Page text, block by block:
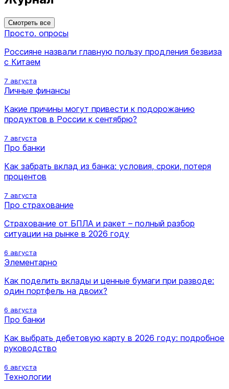
Смотреть все
Просто. опросы
Россияне назвали главную пользу продления безвиза
с Китаем
7 августа
Личные финансы
Какие причины могут привести к подорожанию
продуктов в России к сентябрю?
7 августа
Про банки
Как забрать вклад из банка: условия, сроки, потеря
процентов
7 августа
Про страхование
Страхование от БПЛА и ракет – полный разбор
ситуации на рынке в 2026 году
6 августа
Элементарно
Как поделить вклады и ценные бумаги при разводе:
один портфель на двоих?
6 августа
Про банки
Как выбрать дебетовую карту в 2026 году: подробное
руководство
6 августа
Технологии